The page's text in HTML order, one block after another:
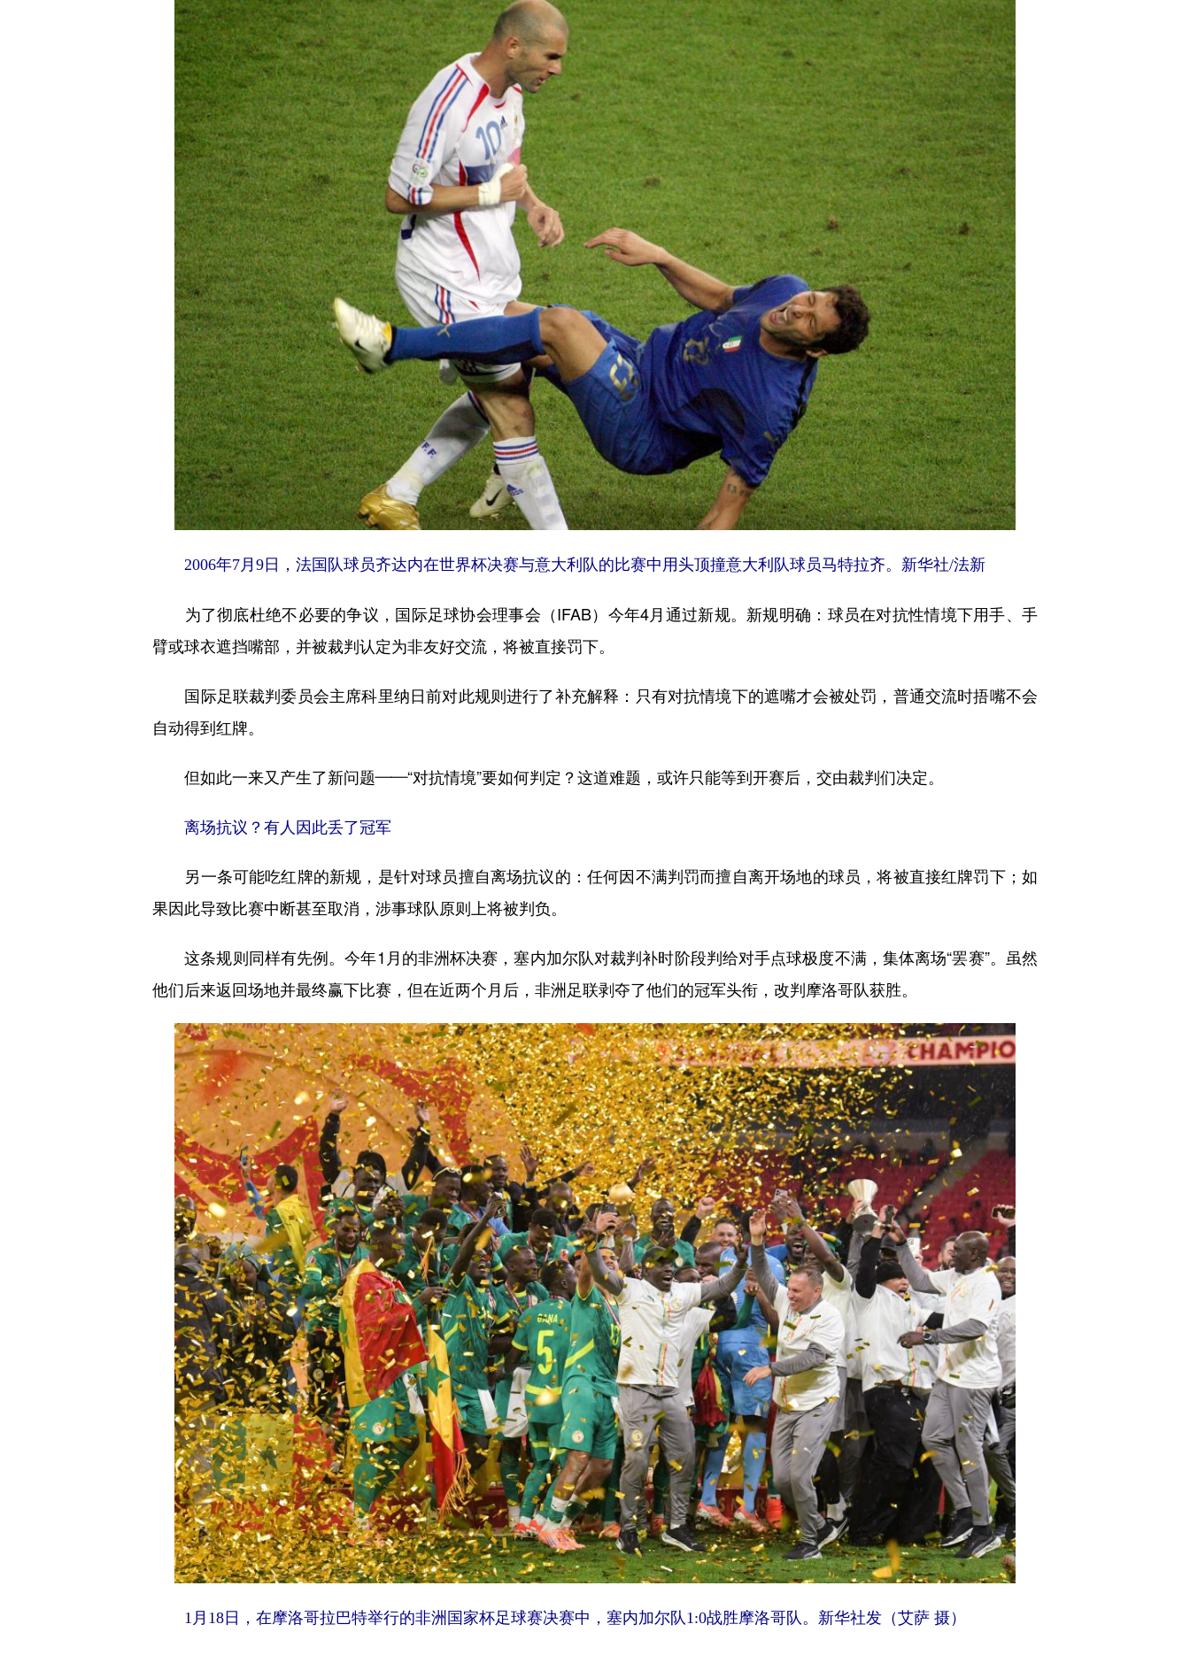
2006年7月9日，法国队球员齐达内在世界杯决赛与意大利队的比赛中用头顶撞意大利队球员马特拉齐。新华社/法新
为了彻底杜绝不必要的争议，国际足球协会理事会（IFAB）今年4月通过新规。新规明确：球员在对抗性情境下用手、手
臂或球衣遮挡嘴部，并被裁判认定为非友好交流，将被直接罚下。
国际足联裁判委员会主席科里纳日前对此规则进行了补充解释：只有对抗情境下的遮嘴才会被处罚，普通交流时捂嘴不会
自动得到红牌。
但如此一来又产生了新问题——“对抗情境”要如何判定？这道难题，或许只能等到开赛后，交由裁判们决定。
离场抗议？有人因此丢了冠军
另一条可能吃红牌的新规，是针对球员擅自离场抗议的：任何因不满判罚而擅自离开场地的球员，将被直接红牌罚下；如
果因此导致比赛中断甚至取消，涉事球队原则上将被判负。
这条规则同样有先例。今年1月的非洲杯决赛，塞内加尔队对裁判补时阶段判给对手点球极度不满，集体离场“罢赛”。虽然
他们后来返回场地并最终赢下比赛，但在近两个月后，非洲足联剥夺了他们的冠军头衔，改判摩洛哥队获胜。
1月18日，在摩洛哥拉巴特举行的非洲国家杯足球赛决赛中，塞内加尔队1:0战胜摩洛哥队。新华社发（艾萨 摄）